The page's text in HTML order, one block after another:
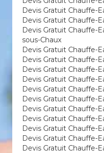
Devis Gratuit Chauffe-
Devis Gratuit Chauffe-
Devis Gratuit Chauffe-
sous-Chaux
Devis Gratuit Chauffe-
Devis Gratuit Chauffe-
Devis Gratuit Chauffe-
Devis Gratuit Chauffe-
Devis Gratuit Chauffe-
Devis Gratuit Chauffe-
Devis Gratuit Chauffe-
Devis Gratuit Chauffe-
Devis Gratuit Chauffe-
Devis Gratuit Chauffe-
Devis Gratuit Chauffe-